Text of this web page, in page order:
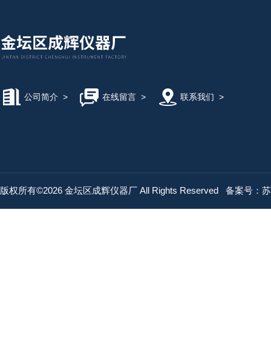
公司简介 > 在线留言> 联系我们 >
版权所有©2026 金坛区成辉仪器厂 All Rights Reserved 备案号：